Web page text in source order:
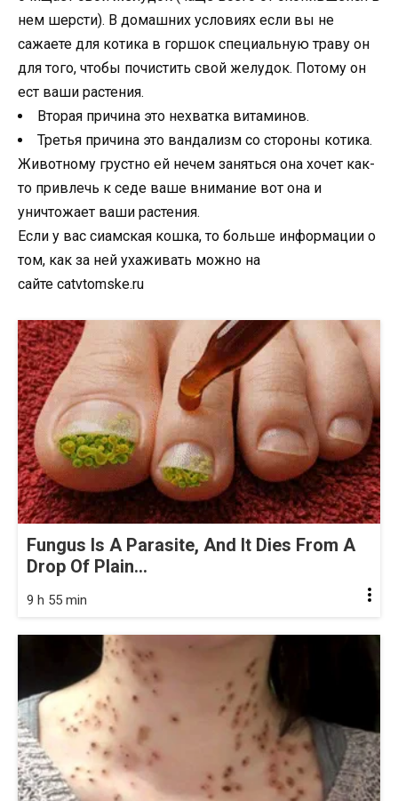
нем шерсти). В домашних условиях если вы не
сажаете для котика в горшок специальную траву он
для того, чтобы почистить свой желудок. Потому он
ест ваши растения.
Вторая причина это нехватка витаминов.
Третья причина это вандализм со стороны котика.
Животному грустно ей нечем заняться она хочет как-
то привлечь к седе ваше внимание вот она и
уничтожает ваши растения.
Если у вас сиамская кошка, то больше информации о
том, как за ней ухаживать можно на
сайте catvtomske.ru
Fungus Is A Parasite, And It Dies From A
Drop Of Plain...
9 h 55 min